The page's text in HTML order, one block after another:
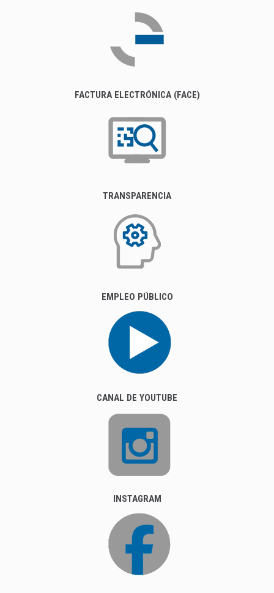
FACTURA ELECTRÓNICA (FACE)
TRANSPARENCIA
EMPLEO PÚBLICO
CANAL DE YOUTUBE
INSTAGRAM